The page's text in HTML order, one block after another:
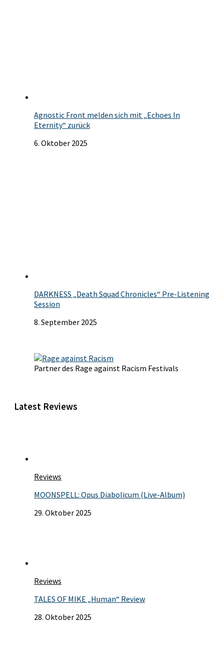
Agnostic Front melden sich mit „Echoes In
Eternity“ zurück
6. Oktober 2025
DARKNESS „Death Squad Chronicles“ Pre-Listening
Session
8. September 2025
Partner des Rage against Racism Festivals
Latest Reviews
Reviews
MOONSPELL: Opus Diabolicum (Live-Album)
29. Oktober 2025
Reviews
TALES OF MIKE „Human“ Review
28. Oktober 2025